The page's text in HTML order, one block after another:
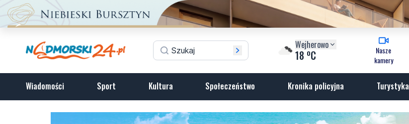
Wejherowo
18 oC
Nasze
kamery
Wiadomości Sport Kultura Społeczeństwo Kronika policyjna Turystyka